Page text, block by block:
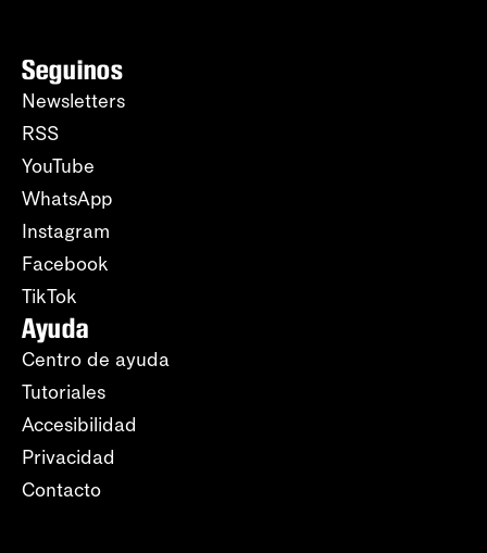
Seguinos
Newsletters
RSS
YouTube
WhatsApp
Instagram
Facebook
TikTok
Ayuda
Centro de ayuda
Tutoriales
Accesibilidad
Privacidad
Contacto